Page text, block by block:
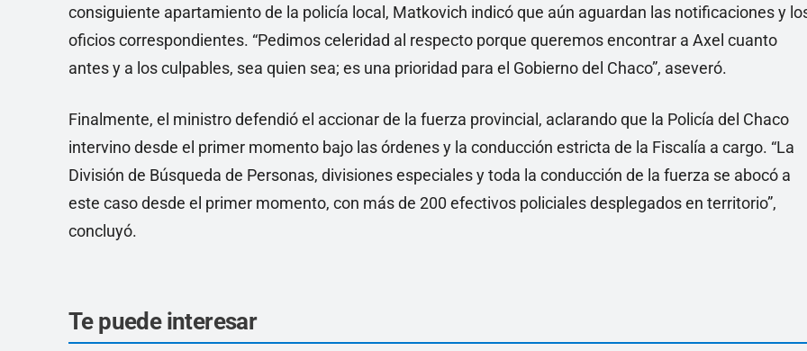
consiguiente apartamiento de la policía local, Matkovich indicó que aún aguardan las notificaciones y
oficios correspondientes. “Pedimos celeridad al respecto porque queremos encontrar a Axel cuanto
antes y a los culpables, sea quien sea; es una prioridad para el Gobierno del Chaco”, aseveró.
Finalmente, el ministro defendió el accionar de la fuerza provincial, aclarando que la Policía del Chaco
intervino desde el primer momento bajo las órdenes y la conducción estricta de la Fiscalía a cargo. “La
División de Búsqueda de Personas, divisiones especiales y toda la conducción de la fuerza se abocó a
este caso desde el primer momento, con más de 200 efectivos policiales desplegados en territorio”,
concluyó.
Te puede interesar